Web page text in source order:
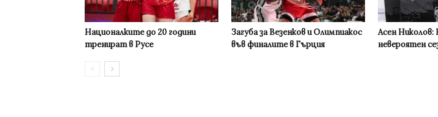
Националките до 20 години
тренират в Русе
Загуба за Везенков и Олимпиакос
във финалите в Гърция
Асен Николов:
невероятен